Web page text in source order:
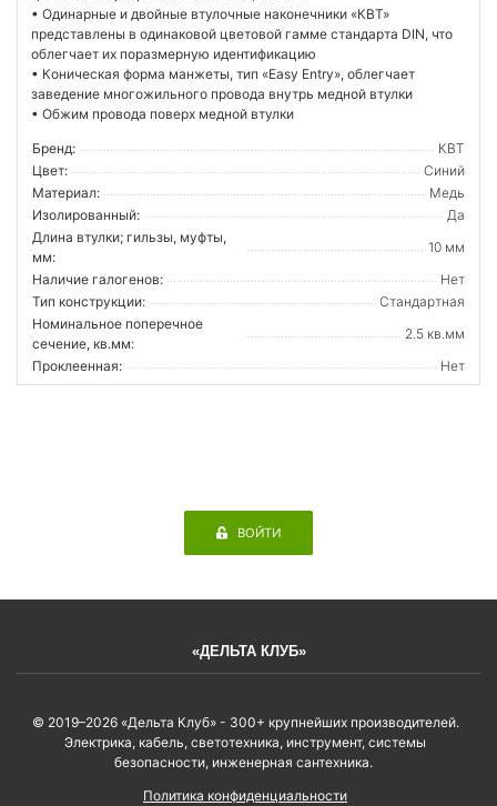
• Одинарные и двойные втулочные наконечники «КВТ»
представлены в одинаковой цветовой гамме стандарта DIN, что
облегчает их поразмерную идентификацию
• Коническая форма манжеты, тип «Easy Entry», облегчает
заведение многожильного провода внутрь медной втулки
• Обжим провода поверх медной втулки
Бренд:
КВТ
Цвет:
Синий
Материал:
Медь
Изолированный:
Да
Длина втулки; гильзы, муфты,
мм:
10 мм
Наличие галогенов:
Нет
Тип конструкции:
Стандартная
Номинальное поперечное
сечение, кв.мм:
2.5 кв.мм
Проклеенная:
Нет
ВОЙТИ
«ДЕЛЬТА КЛУБ»
© 2019–2026 «Дельта Клуб» - 300+ крупнейших производителей.
Электрика, кабель, светотехника, инструмент, системы
безопасности, инженерная сантехника.
Политика конфиденциальности